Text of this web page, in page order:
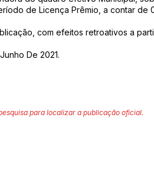
de Licença Prêmio, a contar de
com efeitos retroativos a
De 2021.
para localizar a publicação oficial.